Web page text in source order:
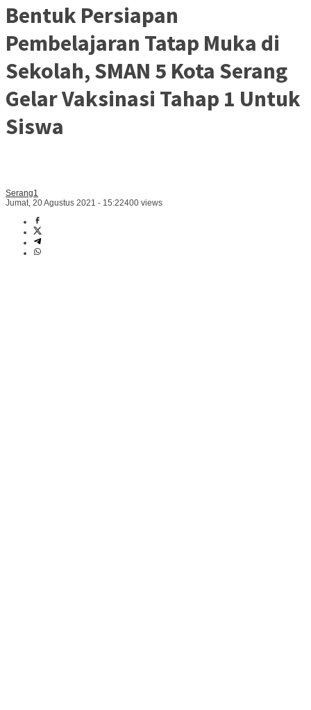
Bentuk Persiapan
Pembelajaran Tatap Muka di
Sekolah, SMAN 5 Kota Serang
Gelar Vaksinasi Tahap 1 Untuk
Siswa
Serang1
Jumat, 20 Agustus 2021 - 15:22400 views